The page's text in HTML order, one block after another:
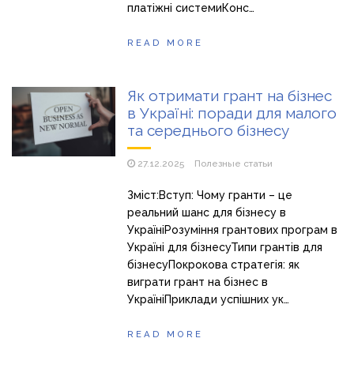
платіжні системиКонс…
READ MORE
Як отримати грант на бізнес
в Україні: поради для малого
та середнього бізнесу
27.12.2025 Полезные статьи
Зміст:Вступ: Чому гранти – це
реальний шанс для бізнесу в
УкраїніРозуміння грантових програм в
Україні для бізнесуТипи грантів для
бізнесуПокрокова стратегія: як
виграти грант на бізнес в
УкраїніПриклади успішних ук…
READ MORE